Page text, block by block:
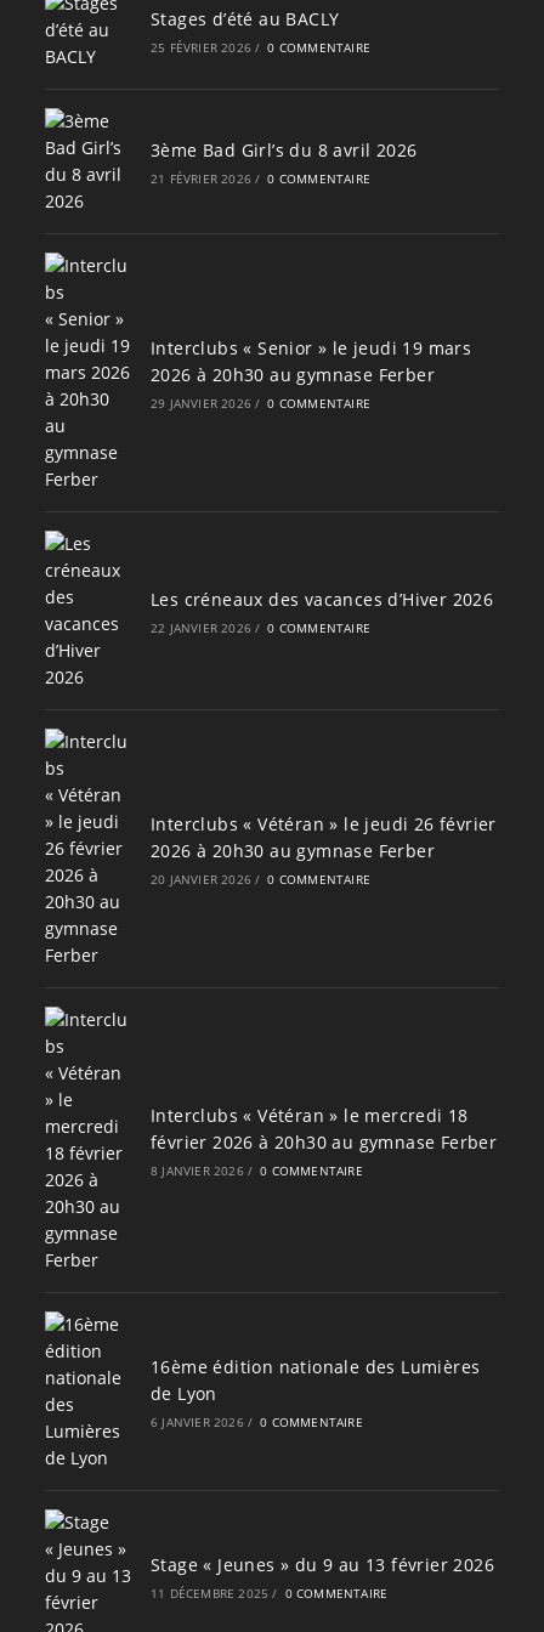
Stages d’été au BACLY
25 FÉVRIER 2026 / 0 COMMENTAIRE
3ème Bad Girl’s du 8 avril 2026
21 FÉVRIER 2026 / 0 COMMENTAIRE
Interclubs « Senior » le jeudi 19 mars
2026 à 20h30 au gymnase Ferber
29 JANVIER 2026 / 0 COMMENTAIRE
Les créneaux des vacances d’Hiver 2026
22 JANVIER 2026 / 0 COMMENTAIRE
Interclubs « Vétéran » le jeudi 26 février
2026 à 20h30 au gymnase Ferber
20 JANVIER 2026 / 0 COMMENTAIRE
Interclubs « Vétéran » le mercredi 18
février 2026 à 20h30 au gymnase Ferber
8 JANVIER 2026 / 0 COMMENTAIRE
16ème édition nationale des Lumières
de Lyon
6 JANVIER 2026 / 0 COMMENTAIRE
Stage « Jeunes » du 9 au 13 février 2026
11 DÉCEMBRE 2025 / 0 COMMENTAIRE